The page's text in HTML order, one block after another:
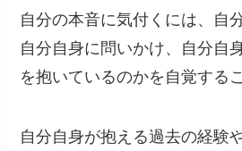
自分の本音に気付くには、自
自分自身に問いかけ、自分自
を抱いているのかを自覚する
自分自身が抱える過去の経験